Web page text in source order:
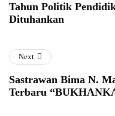
Tahun Politik
Dituhankan
Next
Sastrawan Bima N.
Terbaru